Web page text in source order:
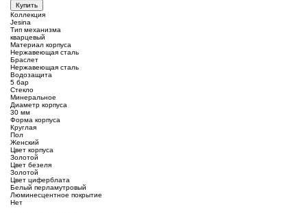
Купить
Коллекция
Jesina
Тип механизма
кварцевый
Материал корпуса
Нержавеющая сталь
Браслет
Нержавеющая сталь
Водозащита
5 бар
Стекло
Минеральное
Диаметр корпуса
30 мм
Форма корпуса
Круглая
Пол
Женский
Цвет корпуса
Золотой
Цвет безеля
Золотой
Цвет циферблата
Белый перламутровый
Люминесцентное покрытие
Нет